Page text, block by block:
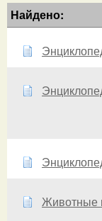
Найдено:
Животные